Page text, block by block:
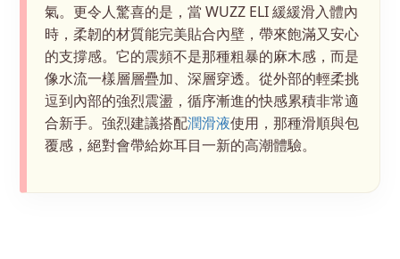
氣。更令人驚喜的是，當 WUZZ ELI 緩緩滑入體內
時，柔韌的材質能完美貼合內壁，帶來飽滿又安心
的支撐感。它的震頻不是那種粗暴的麻木感，而是
像水流一樣層層疊加、深層穿透。從外部的輕柔挑
逗到內部的強烈震盪，循序漸進的快感累積非常適
合新手。強烈建議搭配潤滑液使用，那種滑順與包
覆感，絕對會帶給妳耳目一新的高潮體驗。